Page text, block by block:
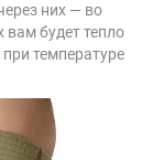
них — во
будет тепло
температуре